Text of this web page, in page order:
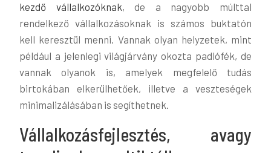
kezdő vállalkozóknak, de a nagyobb múlttal
rendelkező vállalkozásoknak is számos buktatón
kell keresztül menni. Vannak olyan helyzetek, mint
például a jelenlegi világjárvány okozta padlófék, de
vannak olyanok is, amelyek megfelelő tudás
birtokában elkerülhetőek, illetve a veszteségek
minimalizálásában is segíthetnek.
Vállalkozásfejlesztés, avagy